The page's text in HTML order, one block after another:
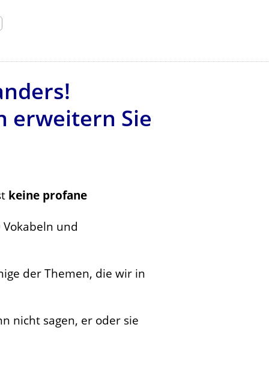
erweitern Sie
keine profane
und
der Themen, die wir in
nicht sagen, er oder sie